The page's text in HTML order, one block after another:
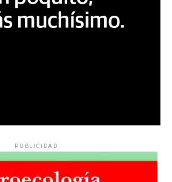
PUBLICIDAD